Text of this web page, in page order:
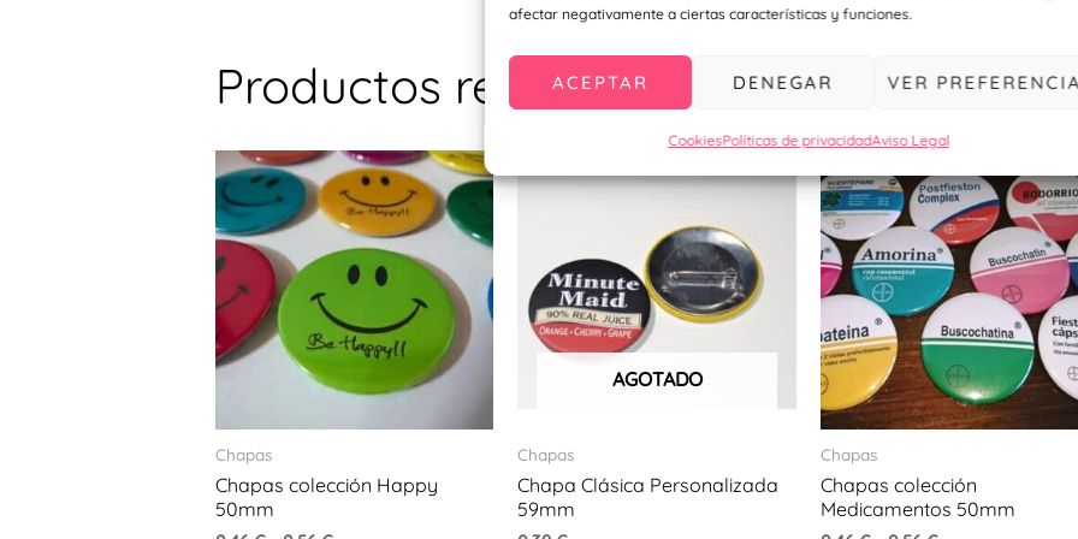
afectar negativamente a ciertas características y funciones.
ACEPTAR DENEGAR VER
CookiesPolíticas de privacidadAviso Legal
Productos relacionados
Chapas
Chapas colección Happy
50mm
producto
múltiples
variantes.
pueden
AGOTADO
Chapas
Chapa Clásica Personalizada
59mm
Chapas
Chapas colección
Medicamentos 50mm